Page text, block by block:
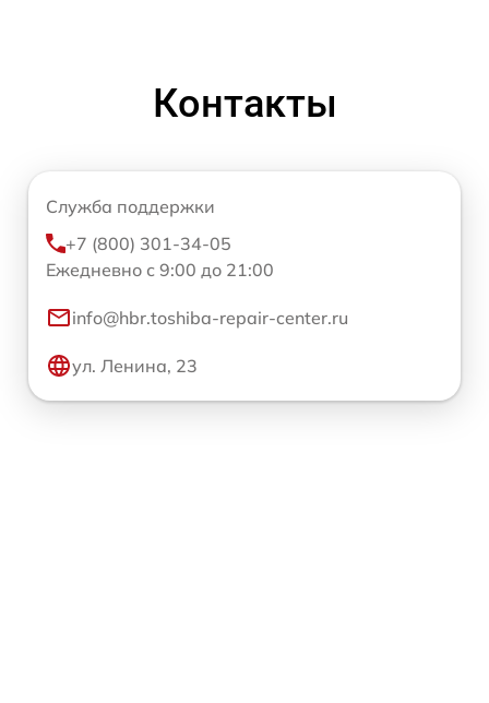
Контакты
Служба поддержки
+7 (800) 301-34-05
Ежедневно с 9:00 до 21:00
info@hbr.toshiba-repair-center.ru
ул. Ленина, 23